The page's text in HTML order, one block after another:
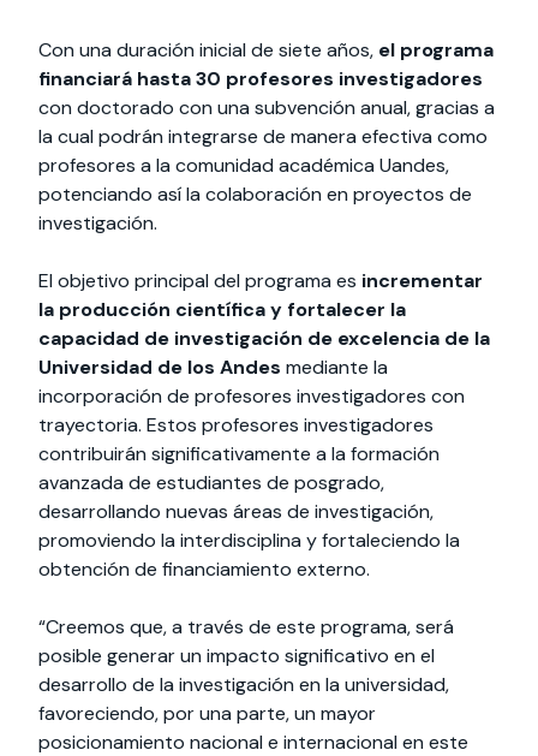
Con una duración inicial de siete años, el programa
financiará hasta 30 profesores investigadores
con doctorado con una subvención anual, gracias a
la cual podrán integrarse de manera efectiva como
profesores a la comunidad académica Uandes,
potenciando así la colaboración en proyectos de
investigación.
El objetivo principal del programa es incrementar
la producción científica y fortalecer la
capacidad de investigación de excelencia de la
Universidad de los Andes mediante la
incorporación de profesores investigadores con
trayectoria. Estos profesores investigadores
contribuirán significativamente a la formación
avanzada de estudiantes de posgrado,
desarrollando nuevas áreas de investigación,
promoviendo la interdisciplina y fortaleciendo la
obtención de financiamiento externo.
“Creemos que, a través de este programa, será
posible generar un impacto significativo en el
desarrollo de la investigación en la universidad,
favoreciendo, por una parte, un mayor
posicionamiento nacional e internacional en este